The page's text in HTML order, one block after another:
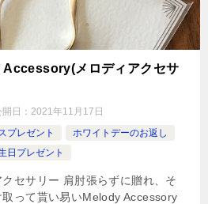
Accessory(メロディアクセサ
日： 2021年11月17日
プレゼント
ホワイトデーのお返し
日プレゼント
セサリー 肩肘張らずに贈れ、そ
取って貰い易いMelody Accessory